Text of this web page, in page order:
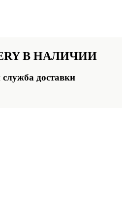
В НАЛИЧИИ
доставки